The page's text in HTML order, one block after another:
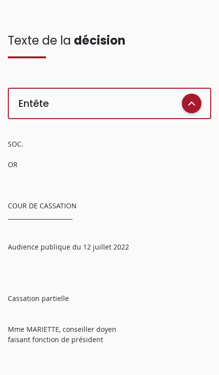
Texte de la décision
Entête
SOC.
OR
COUR DE CASSATION
Audience publique du 12 juillet 2022
Cassation partielle
Mme MARIETTE, conseiller doyen
faisant fonction de président